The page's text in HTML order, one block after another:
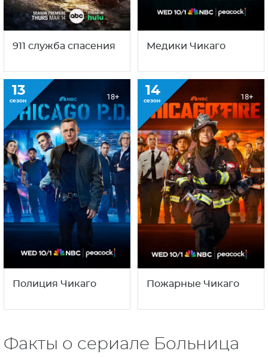
911 служба спасения Медики Чикаго
13
сезон 18+
Полиция Чикаго
14
сезон 18+
Пожарные Чикаго
Факты о сериале Больница